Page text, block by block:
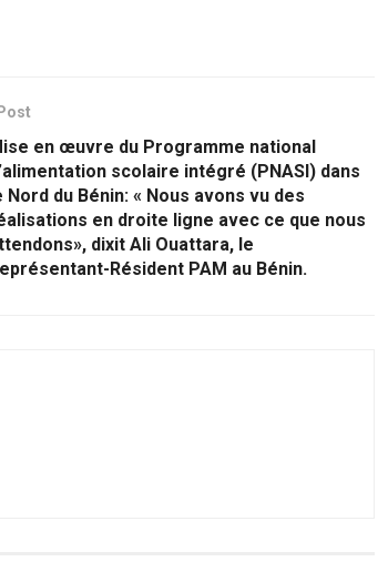
en œuvre du Programme national
scolaire intégré (PNASI) dans
Nord du Bénin: « Nous avons vu des
en droite ligne avec ce que nous
dixit Ali Ouattara, le
Résident PAM au Bénin.